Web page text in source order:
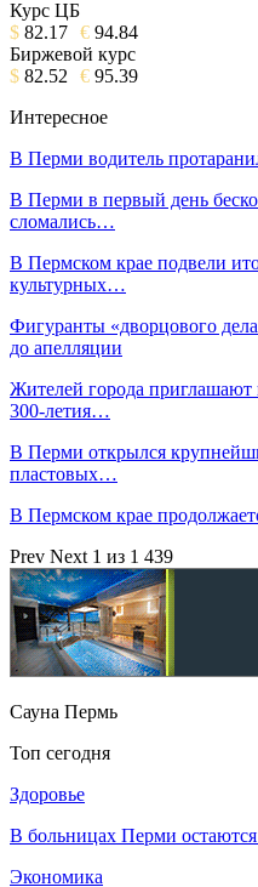
Курс ЦБ
$ 82.17 € 94.84
Биржевой курс
$ 82.52 € 95.39
Интересное
В Перми водитель
В Перми в первый день
сломались…
В Пермском крае подвели
культурных…
Фигуранты «дворцового
до апелляции
Жителей города приглашают
300-летия…
В Перми открылся
пластовых…
В Пермском крае
Prev Next 1 из 1 439
Сауна Пермь
Топ сегодня
Здоровье
В больницах Перми
Экономика